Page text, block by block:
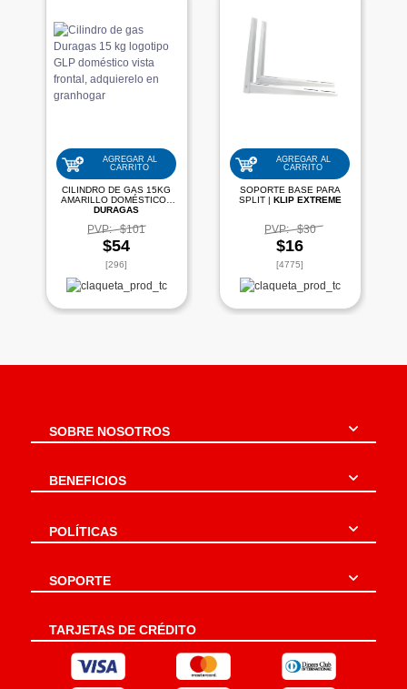
AGREGAR AL
CARRITO
CILINDRO DE GAS 15KG
AMARILLO DOMÉSTICO |
DURAGAS
PVP: $101
$54
[296]
AGREGAR AL
CARRITO
SOPORTE BASE PARA
KLIP EXTREME
PVP: $30
$16
[4775]
SOBRE NOSOTROS
BENEFICIOS
POLÍTICAS
SOPORTE
TARJETAS DE CRÉDITO